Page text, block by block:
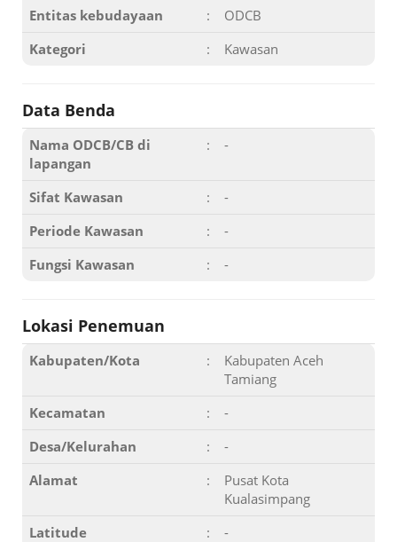
Entitas kebudayaan
:
ODCB
Kategori
: Kawasan
Data Benda
Nama ODCB/CB di
lapangan
: -
Sifat Kawasan :
-
Periode Kawasan
:
-
Fungsi Kawasan
: -
Lokasi Penemuan
Kabupaten/Kota :
Kabupaten Aceh
Tamiang
Kecamatan
:
-
Desa/Kelurahan
:
-
Alamat
:
Pusat Kota
Kualasimpang
Latitude
:
-